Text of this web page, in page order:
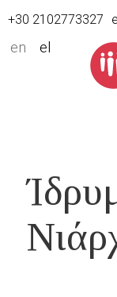
+30 2102773327
en el